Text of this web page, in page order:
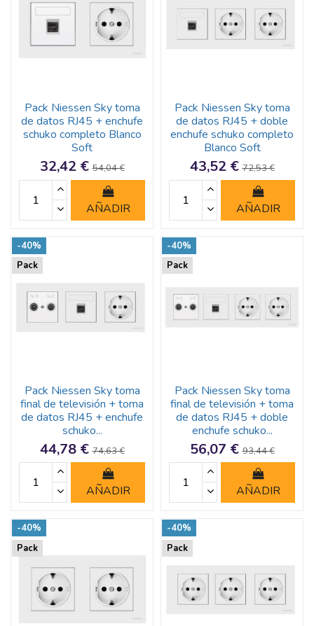
Pack Niessen Sky toma
de datos RJ45 + enchufe
schuko completo Blanco
Soft
32,42 €54,04 €
AÑADIR
Pack Niessen Sky toma
de datos RJ45 + doble
enchufe schuko completo
Blanco Soft
43,52 €72,53 €
AÑADIR
-40%
Pack
Pack Niessen Sky toma
final de televisión + toma
de datos RJ45 + enchufe
schuko...
44,78 €74,63 €
AÑADIR
-40%
Pack
Pack Niessen Sky toma
final de televisión + toma
de datos RJ45 + doble
enchufe schuko...
56,07 €93,44 €
AÑADIR
-40%
Pack
-40%
Pack